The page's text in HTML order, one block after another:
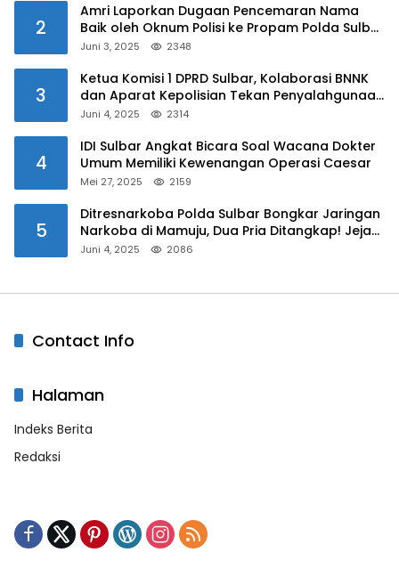
2
Amri Laporkan Dugaan Pencemaran Nama
Baik oleh Oknum Polisi ke Propam Polda Sulbar
Juni 3, 2025 2348
3
Ketua Komisi 1 DPRD Sulbar, Kolaborasi BNNK
dan Aparat Kepolisian Tekan Penyalahgunaan
Juni 4, 2025 2314
4
IDI Sulbar Angkat Bicara Soal Wacana Dokter
Umum Memiliki Kewenangan Operasi Caesar
Mei 27, 2025 2159
5
Ditresnarkoba Polda Sulbar Bongkar Jaringan
Narkoba di Mamuju, Dua Pria Ditangkap! Jejak
Juni 4, 2025 2086
Contact Info
Halaman
Indeks Berita
Redaksi